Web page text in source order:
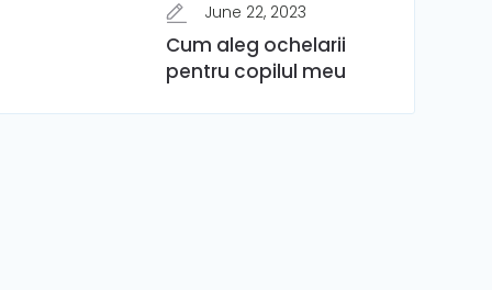
June 22, 2023
Cum aleg ochelarii
pentru copilul meu